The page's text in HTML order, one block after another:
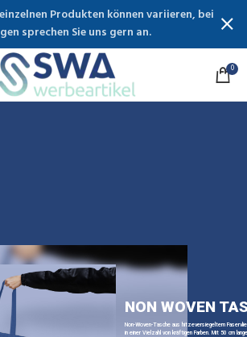
0
NON WOVEN
Non-Woven-Tasche aus hitzeversiegeltem
in einer Vielzahl von kräftigen Farben. Mit 50 cm
Produkten können variieren, bei
sprechen Sie uns gern an.